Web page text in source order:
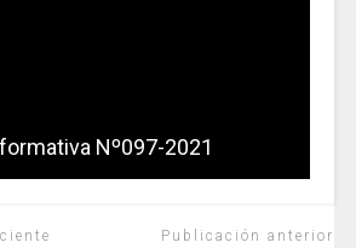
Nº097-2021
Publicación anterior